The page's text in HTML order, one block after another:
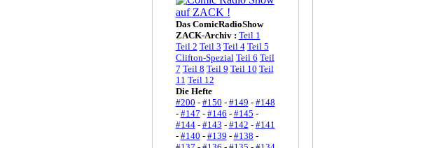
Das ComicRadioShow
ZACK-Archiv : Teil 1
Teil 2 Teil 3 Teil 4 Teil 5
Clifton-Spezial Teil 6 Teil
7 Teil 8 Teil 9 Teil 10 Teil
11 Teil 12
Die Hefte
#200 - #150 - #149 - #148
- #147 - #146 - #145 -
#144- #143 - #142 - #141
- #140 - #139 - #138 -